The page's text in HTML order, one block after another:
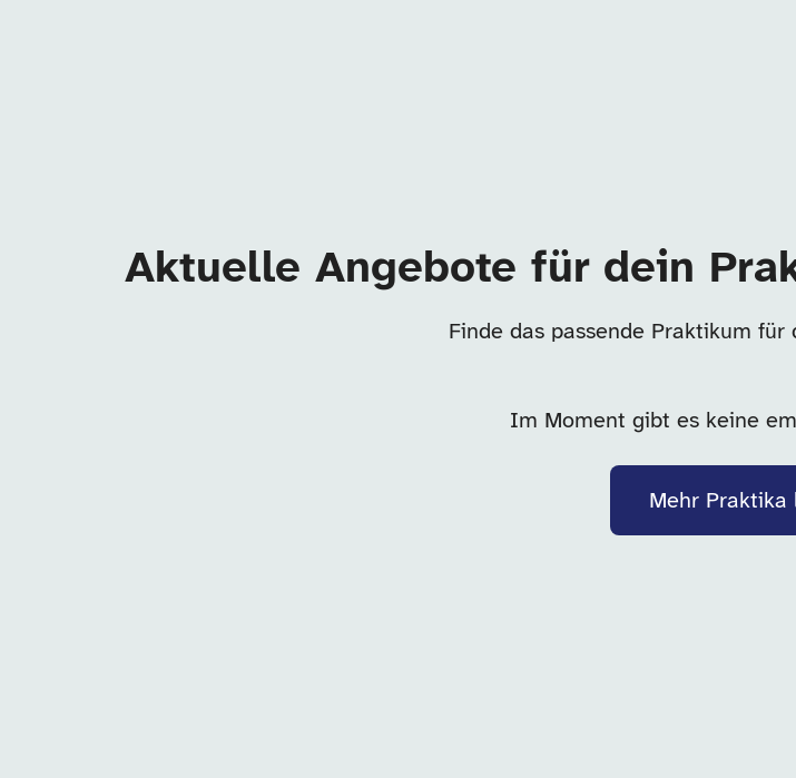
Aktuelle Angebote für dein
Finde das passende Praktikum
Im Moment gibt es keine
Mehr Praktika